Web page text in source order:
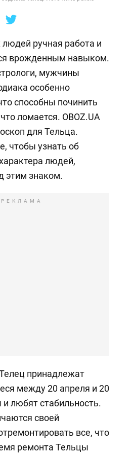
ручная работа и
врожденным навыком.
мужчины
особенно
способны починить
ломается. OBOZ.UA
для Тельца.
чтобы узнать об
людей,
этим знаком.
РЕКЛАМА
принадлежат
между 20 апреля и 20
любят стабильность.
своей
все, что
ремонта Тельцы